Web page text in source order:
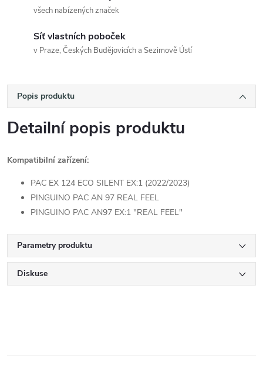
všech nabízených značek
Síť vlastních poboček
v Praze, Českých Budějovicích a Sezimově Ústí
Popis produktu
Detailní popis produktu
Kompatibilní zařízení:
PAC EX 124 ECO SILENT EX:1 (2022/2023)
PINGUINO PAC AN 97 REAL FEEL
PINGUINO PAC AN97 EX:1 "REAL FEEL"
Parametry produktu
Diskuse